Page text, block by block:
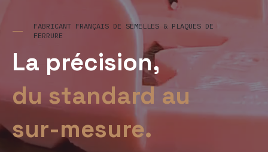
FABRICANT FRANÇAIS DE SEMELLES & PLAQUES DE
FERRURE
La précision,
du standard au
sur-mesure.